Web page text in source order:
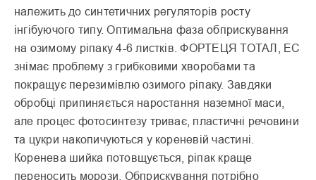
належить до синтетичних регуляторів росту
інгібуючого типу. Оптимальна фаза обприску­вання
на озимому ріпаку 4-6 листків. ФОРТЕЦЯ ТОТАЛ, EC
знімає проблему з гриб­ковими хворобами та
покращує перезимівлю ози­мого ріпаку. Завдяки
обробці припиняється наростання наземної маси,
але процес фотосинтезу триває, пластичні речовини
та цукри накопичуються у кореневій частині.
Коренева шийка потовщується, ріпак краще
переносить морози. Обприскування потрібно